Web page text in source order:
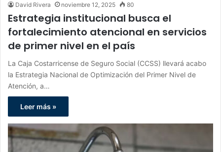
David Rivera noviembre 12, 2025 80
Estrategia institucional busca el
fortalecimiento atencional en servicios
de primer nivel en el país
La Caja Costarricense de Seguro Social (CCSS) llevará acabo
la Estrategia Nacional de Optimización del Primer Nivel de
Atención, a…
Leer más »